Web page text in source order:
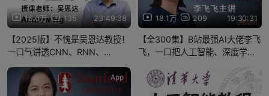
16.0万 135 23:49:38
【2025版】不愧是吴恩达教授！
一口气讲透CNN、RNN、
Transformer、LSTM等八大深度
学习神经网络算法！简直不要太
18.1万 209 19:30:31
【全300集】B站最强AI大佬李飞
飞，一口把人工智能、深度学
像处理、图像分割、目标检测、
物体识别给讲透了，新手小白秒
App App